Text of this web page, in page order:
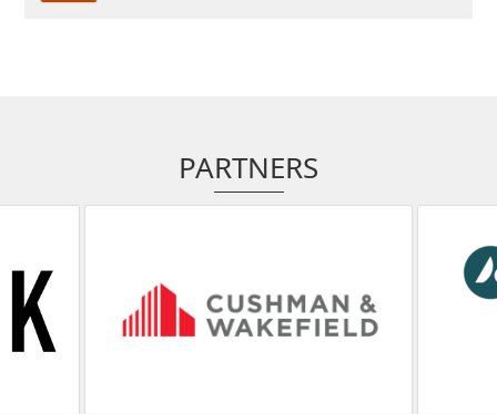
PARTNERS